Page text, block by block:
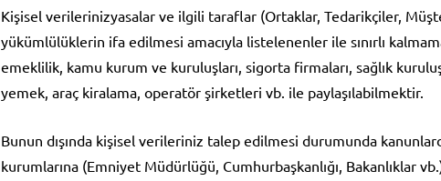
Kişisel verilerinizyasalar ve ilgili taraflar (Ortaklar, Tedarikçiler,
yükümlülüklerin ifa edilmesi amacıyla listelenenler ile sınırlı
emeklilik, kamu kurum ve kuruluşları, sigorta firmaları, sağlık
yemek, araç kiralama, operatör şirketleri vb. ile paylaşılabilmektir.
Bunun dışında kişisel verileriniz talep edilmesi durumunda
kurumlarına (Emniyet Müdürlüğü, Cumhurbaşkanlığı, Bakanlıklar